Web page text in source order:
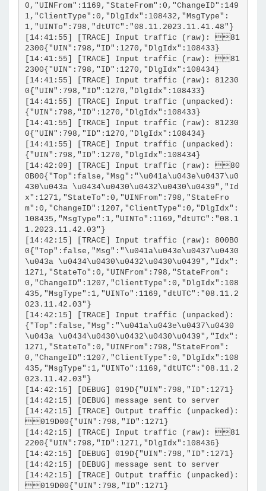
0,"UINFrom":1169,"StateFrom":0,"ChangeID":149
1,"ClientType":0,"DlgIdx":108432,"MsgType":
1,"UINTo":798,"dtUTC":"08.11.2023.11.41.48"}
[14:41:55] [TRACE] Input traffic (raw): 81
2300{"UIN":798,"ID":1270,"DlgIdx":108433}
[14:41:55] [TRACE] Input traffic (raw): 81
2300{"UIN":798,"ID":1270,"DlgIdx":108434}
[14:41:55] [TRACE] Input traffic (raw): 81230
0{"UIN":798,"ID":1270,"DlgIdx":108433}
[14:41:55] [TRACE] Input traffic (unpacked):
{"UIN":798,"ID":1270,"DlgIdx":108433}
[14:41:55] [TRACE] Input traffic (raw): 81230
0{"UIN":798,"ID":1270,"DlgIdx":108434}
[14:41:55] [TRACE] Input traffic (unpacked):
{"UIN":798,"ID":1270,"DlgIdx":108434}
[14:42:09] [TRACE] Input traffic (raw): 80
0B00{"Top":false,"Msg":"\u041a\u043e\u0437\u0
430\u043a \u0434\u0430\u0432\u0430\u0439","Id
x":1271,"StateTo":0,"UINFrom":798,"StateFro
m":0,"ChangeID":1207,"ClientType":0,"DlgIdx":
108435,"MsgType":1,"UINTo":1169,"dtUTC":"08.1
1.2023.11.42.03"}
[14:42:15] [TRACE] Input traffic (raw): 800B0
0{"Top":false,"Msg":"\u041a\u043e\u0437\u0430
\u043a \u0434\u0430\u0432\u0430\u0439","Idx":
1271,"StateTo":0,"UINFrom":798,"StateFrom":
0,"ChangeID":1207,"ClientType":0,"DlgIdx":108
435,"MsgType":1,"UINTo":1169,"dtUTC":"08.11.2
023.11.42.03"}
[14:42:15] [TRACE] Input traffic (unpacked):
{"Top":false,"Msg":"\u041a\u043e\u0437\u0430
\u043a \u0434\u0430\u0432\u0430\u0439","Idx":
1271,"StateTo":0,"UINFrom":798,"StateFrom":
0,"ChangeID":1207,"ClientType":0,"DlgIdx":108
435,"MsgType":1,"UINTo":1169,"dtUTC":"08.11.2
023.11.42.03"}
[14:42:15] [DEBUG] 019D{"UIN":798,"ID":1271}
[14:42:15] [DEBUG] message sent to server
[14:42:15] [TRACE] Output traffic (unpacked):
019D00{"UIN":798,"ID":1271}
[14:42:15] [TRACE] Input traffic (raw): 81
2200{"UIN":798,"ID":1271,"DlgIdx":108436}
[14:42:15] [DEBUG] 019D{"UIN":798,"ID":1271}
[14:42:15] [DEBUG] message sent to server
[14:42:15] [TRACE] Output traffic (unpacked):
019D00{"UIN":798,"ID":1271}